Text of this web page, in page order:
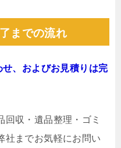
までの流れ
せ、およびお見積りは完
収・遺品整理・ゴミ
社までお気軽にお問い